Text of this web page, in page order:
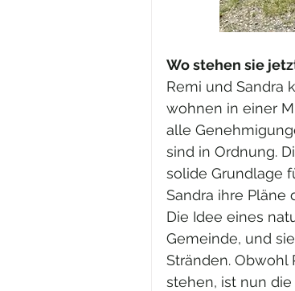
Wo stehen sie
Remi und Sandra
wohnen in einer
alle
sind in Ordnung.
solide Grundlage
Sandra ihre Pläne
Die Idee eines
Gemeinde, und
Stränden. Obwohl
stehen, ist nun